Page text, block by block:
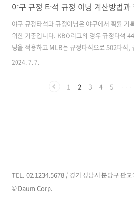
야구 규정 타석 규정 이닝 계산방법과
야구 규정타석과 규정이닝은 야구에서 확률 기
위한 기준입니다. KBO리그의 경우 규정타석
닝을 적용하고 MLB는 규정타석으로 502타석,
을 적용합니다. 이 숫자를 넘어서야 야구의 타율
해 더 자세히 알아보도록 하겠습니다. || 야구
2024. 7. 7.
1 2 3 4 5 ···
TEL. 02.1234.5678 / 경기 성남시 분당구 판교
© Daum Corp.